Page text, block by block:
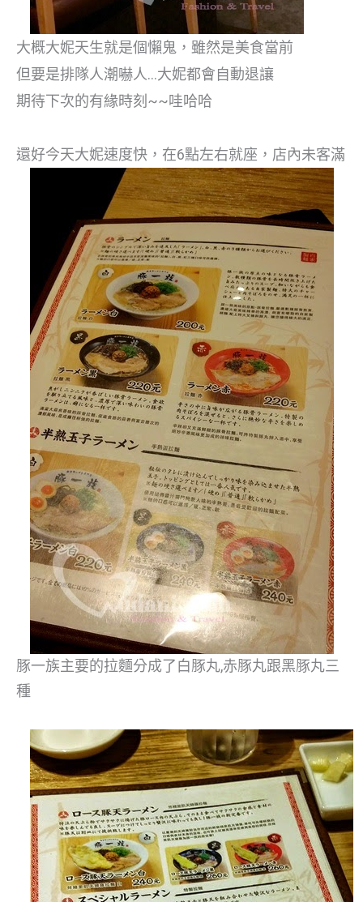
大概大妮天生就是個懶鬼，雖然是美食當前
但要是排隊人潮嚇人…大妮都會自動退讓
期待下次的有緣時刻~~哇哈哈
還好今天大妮速度快，在6點左右就座，店內未客滿
豚一族主要的拉麵分成了白豚丸,赤豚丸跟黑豚丸三
種